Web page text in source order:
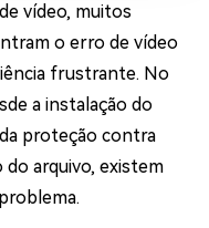
vídeo, muitos
o erro de vídeo
frustrante. No
a instalação do
proteção contra
arquivo, existem